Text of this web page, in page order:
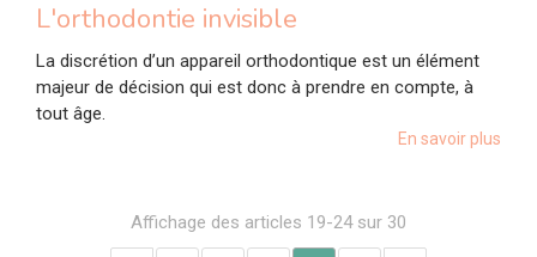
L'orthodontie invisible
La discrétion d’un appareil orthodontique est un élément
majeur de décision qui est donc à prendre en compte, à
tout âge.
En savoir plus
Affichage des articles 19-24 sur 30